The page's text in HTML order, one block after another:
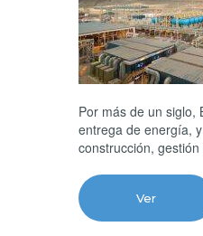
Por más de un siglo,
entrega de energía,
construcción,
Ver